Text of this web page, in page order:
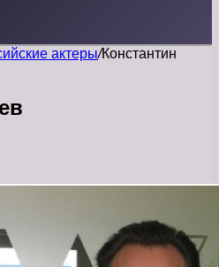
актеры/Константин